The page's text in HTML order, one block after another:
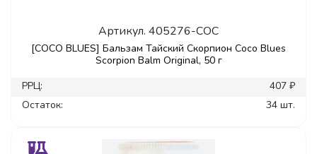
Артикул. 405276-COC
[COCO BLUES] Бальзам Тайский Скорпион Coco Blues
Scorpion Balm Original, 50 г
РРЦ:
407 ₽
Остаток:
34 шт.